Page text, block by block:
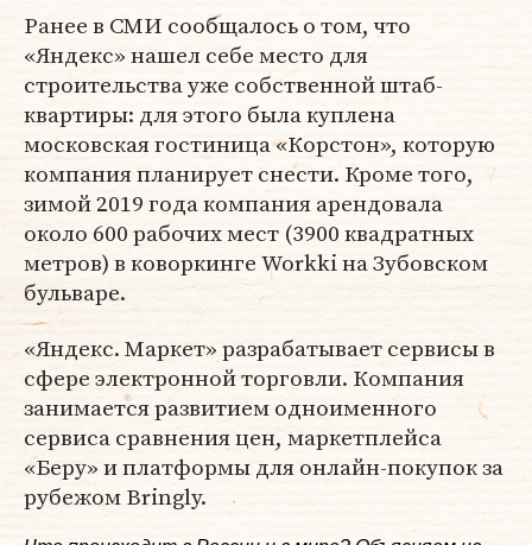
Ранее в СМИ сообщалось о том, что
«Яндекс» нашел себе место для
строительства уже собственной штаб-
квартиры: для этого была куплена
московская гостиница «Корстон», которую
компания планирует снести. Кроме того,
зимой 2019 года компания арендовала
около 600 рабочих мест (3900 квадратных
метров) в коворкинге Workki на Зубовском
бульваре.
«Яндекс. Маркет» разрабатывает сервисы в
сфере электронной торговли. Компания
занимается развитием одноименного
сервиса сравнения цен, маркетплейса
«Беру» и платформы для онлайн-покупок за
рубежом Bringly.